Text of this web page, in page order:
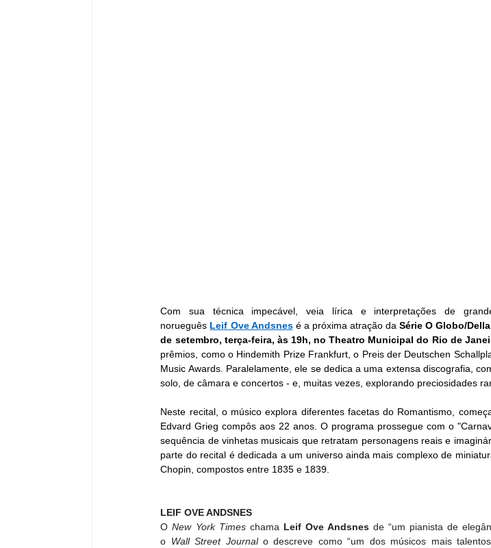
Com sua técnica impecável, veia lírica e interpretações de
norueguês Leif Ove Andsnes é a próxima atração da Série O Globo/
de setembro, terça-feira, às 19h, no Theatro Municipal do Rio de
prêmios, como o Hindemith Prize Frankfurt, o Preis der Deutschen
Music Awards. Paralelamente, ele se dedica a uma extensa discografia,
solo, de câmara e concertos - e, muitas vezes, explorando preciosidades
Neste recital, o músico explora diferentes facetas do Romantismo,
Edvard Grieg compôs aos 22 anos. O programa prossegue com o
sequência de vinhetas musicais que retratam personagens reais e
parte do recital é dedicada a um universo ainda mais complexo de
Chopin, compostos entre 1835 e 1839.
LEIF OVE ANDSNES
O New York Times chama Leif Ove Andsnes de “um pianista de
o Wall Street Journal o descreve como “um dos músicos mais